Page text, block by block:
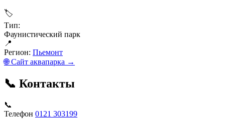
🏷
Тип:
Фаунистический парк
📍
Регион: Пьемонт
🌐 Сайт аквапарка →
📞 Контакты
📞
Телефон 0121 303199